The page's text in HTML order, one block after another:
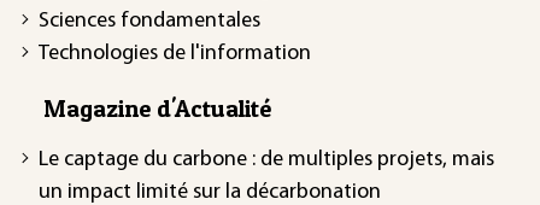
Sciences fondamentales
Technologies de l'information
Magazine d'Actualité
Le captage du carbone : de multiples projets, mais
un impact limité sur la décarbonation